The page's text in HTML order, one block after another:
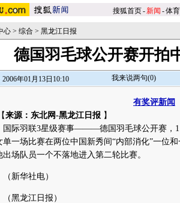
搜狐首页-新闻 -体育
心 > 综合 > 黑龙江日报
德国羽毛球公开赛开拍
2006年01月13日10:10 我来说两句(0)
有奖评新闻
【来源：东北网-黑龙江日报 】
羽联3星级赛事———德国羽毛球公开赛，11
单一场比赛在两位中国新秀间“内部消化”一位
出场队员一个不落地进入第二轮比赛。
华社电）
龙江日报）